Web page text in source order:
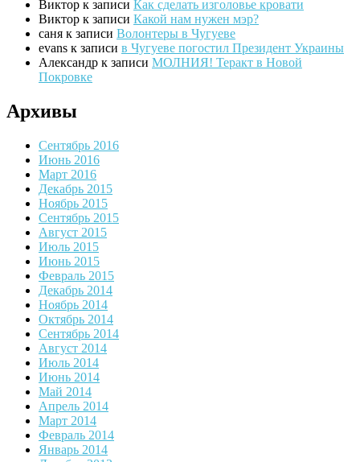
Виктор к записи Как сделать изголовье кровати
Виктор к записи Какой нам нужен мэр?
саня к записи Волонтеры в Чугуеве
evans к записи в Чугуеве погостил Президент Украины
Александр к записи МОЛНИЯ! Теракт в Новой
Покровке
Архивы
Сентябрь 2016
Июнь 2016
Март 2016
Декабрь 2015
Ноябрь 2015
Сентябрь 2015
Август 2015
Июль 2015
Июнь 2015
Февраль 2015
Декабрь 2014
Ноябрь 2014
Октябрь 2014
Сентябрь 2014
Август 2014
Июль 2014
Июнь 2014
Май 2014
Апрель 2014
Март 2014
Февраль 2014
Январь 2014